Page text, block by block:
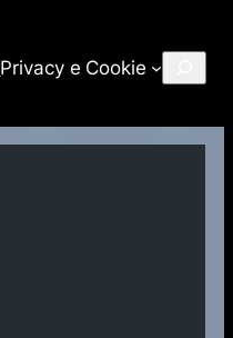
Privacy e Cookie